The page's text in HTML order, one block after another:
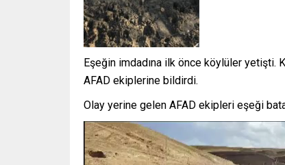
Eşeğin imdadına ilk önce köylüler yetişti.
AFAD ekiplerine bildirdi.
Olay yerine gelen AFAD ekipleri eşeği
Video
oynatıcı